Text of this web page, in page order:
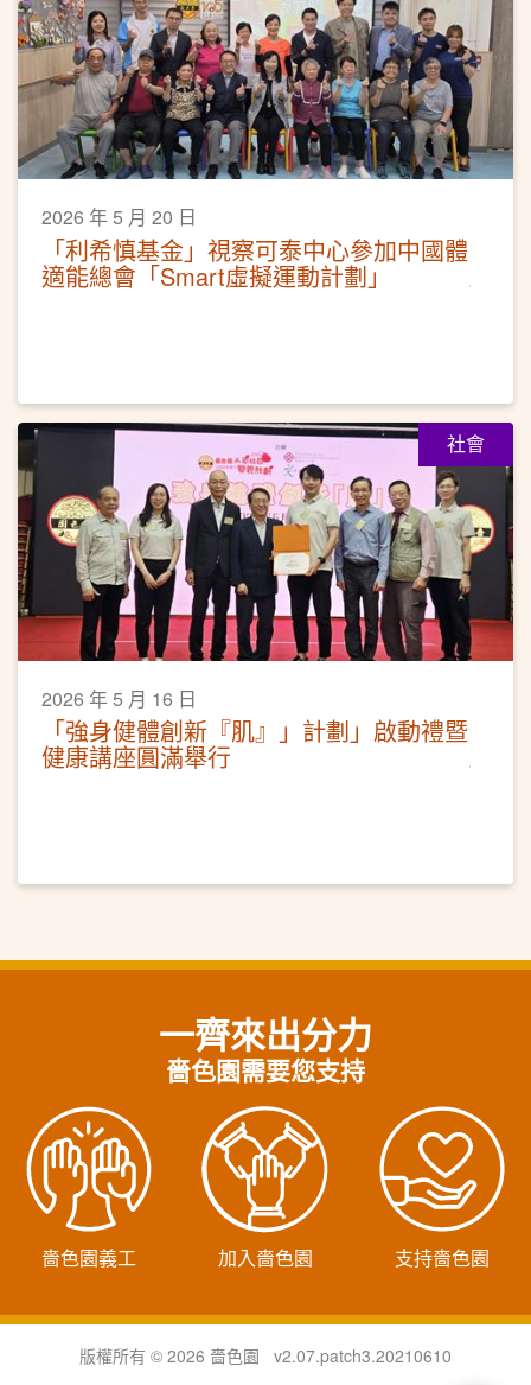
2026 年 5 月 20 日
「利希慎基金」視察可泰中心參加中國體
適能總會「Smart虛擬運動計劃」
社會
2026 年 5 月 16 日
「強身健體創新『肌』」計劃」啟動禮暨
健康講座圓滿舉行
一齊來出分力
嗇色園需要您支持
嗇色園義工 加入嗇色園 支持嗇色園
版權所有 © 2026 嗇色園 v2.07.patch3.20210610